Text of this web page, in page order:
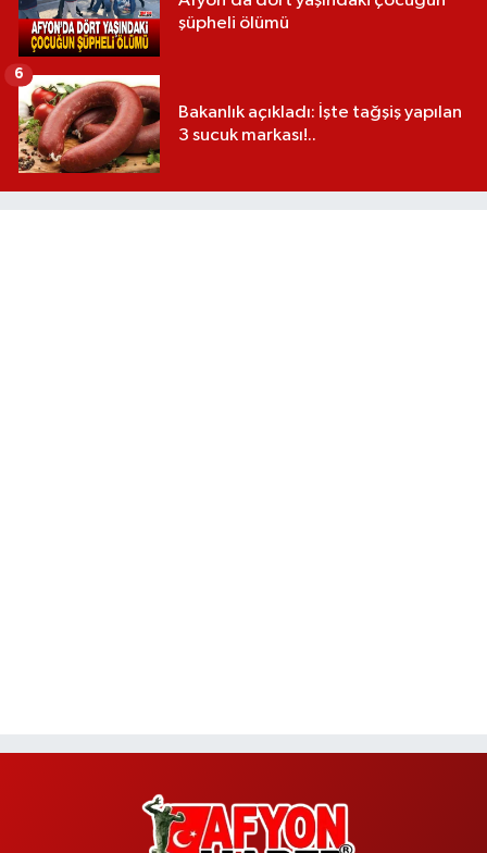
şüpheli ölümü
Bakanlık açıkladı: İşte tağşiş yapılan
3 sucuk markası!..
6